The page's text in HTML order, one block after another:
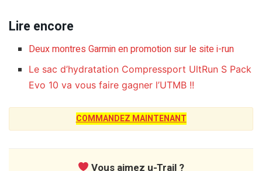
Lire encore
Deux montres Garmin en promotion sur le site i-run
Le sac d’hydratation Compressport UltRun S Pack
Evo 10 va vous faire gagner l’UTMB !!
COMMANDEZ MAINTENANT
Vous aimez u-Trail ?